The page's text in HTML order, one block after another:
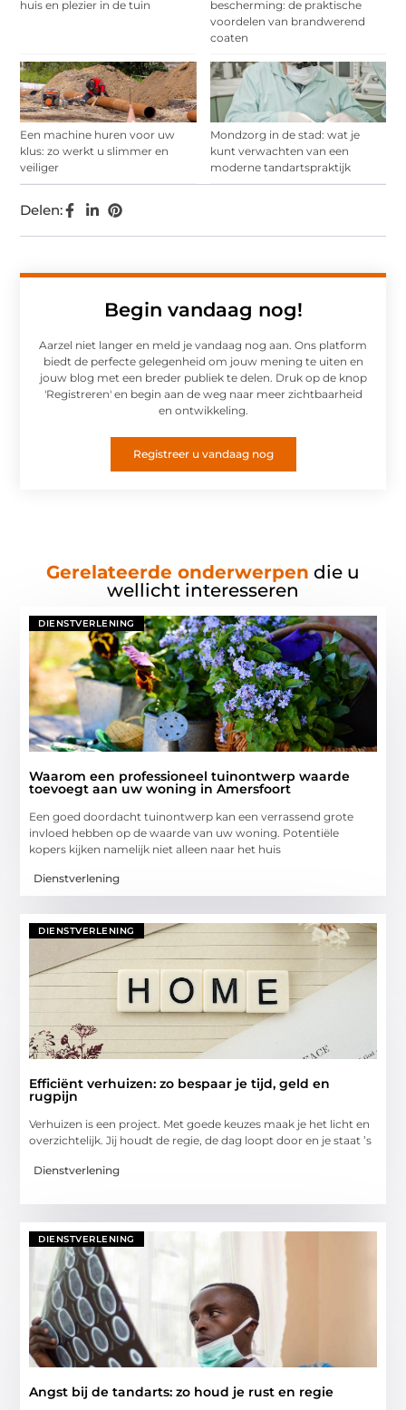
huis en plezier in de tuin
bescherming: de praktische
voordelen van brandwerend
coaten
Een machine huren voor uw
klus: zo werkt u slimmer en
veiliger
Mondzorg in de stad: wat je
kunt verwachten van een
moderne tandartspraktijk
Begin vandaag nog!
Aarzel niet langer en meld je vandaag nog aan. Ons platform
biedt de perfecte gelegenheid om jouw mening te uiten en
jouw blog met een breder publiek te delen. Druk op de knop
'Registreren' en begin aan de weg naar meer zichtbaarheid
en ontwikkeling.
Registreer u vandaag nog
Delen:
Gerelateerde onderwerpen die u
wellicht interesseren
DIENSTVERLENING
Waarom een professioneel tuinontwerp waarde
toevoegt aan uw woning in Amersfoort
Een goed doordacht tuinontwerp kan een verrassend grote
invloed hebben op de waarde van uw woning. Potentiële
kopers kijken namelijk niet alleen naar het huis
Dienstverlening
DIENSTVERLENING
Efficiënt verhuizen: zo bespaar je tijd, geld en
rugpijn
Verhuizen is een project. Met goede keuzes maak je het licht en
overzichtelijk. Jij houdt de regie, de dag loopt door en je staat ’s
Dienstverlening
DIENSTVERLENING
Angst bij de tandarts: zo houd je rust en regie